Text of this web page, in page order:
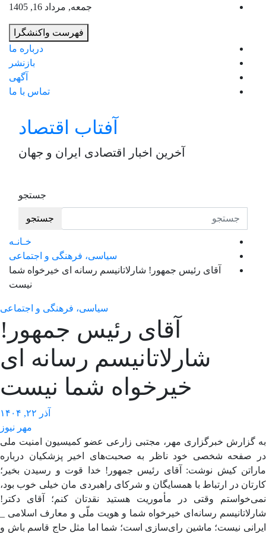
جمعه, مرداد 16, 1405
فهرست واکنشگرا
درباره ما
بازنشر
آگهی
تماس با ما
آفتاب اقتصاد
آخرین اخبار اقتصادی ایران و جهان
جستجو
جستجو
خـانـه
سیاسی، فرهنگی و اجتماعی
آقای رئیس جمهور! شارلاتانیسم رسانه ای خیرخواه شما
نیست
سیاسی، فرهنگی و اجتماعی
آقای رئیس جمهور!
شارلاتانیسم رسانه ای
خیرخواه شما نیست
آذر ۲۲, ۱۴۰۴
مهر نیوز
گزارش خبرگزاری مهر، مجتبی زارعی عضو کمیسیون امنیت ملی
صفحه شخصی خود ناظر به صحبت‌های اخیر پزشکیان درباره
کیش نوشت: آقای رئیس جمهور! خدا قوت و رسیدنبخیر؛
در ارتباط با همسایگان و شرکای راهبردیمانخیلی خوب بود،
وقتی در مأموریت هستید نقدتان کنم؛ آقای دکتر!
رسانه‌ای خیرخواه شما و هویت ملّی و معارف اسلامی _
نیست؛ ماشین رای‌سازی است؛ شما اما مثل حاج قاسمباشو